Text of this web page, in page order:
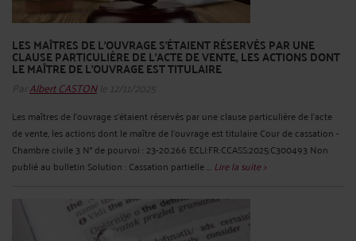
LES MAÎTRES DE L'OUVRAGE S'ÉTAIENT RÉSERVÉS PAR UNE
CLAUSE PARTICULIÈRE DE L'ACTE DE VENTE, LES ACTIONS DONT
LE MAÎTRE DE L'OUVRAGE EST TITULAIRE
ParAlbert CASTONle 12/11/2025
Les maîtres de l'ouvrage s'étaient réservés par une clause particulière de l'acte
de vente, les actions dont le maître de l'ouvrage est titulaire Cour de cassation -
Chambre civile 3 N° de pourvoi : 23-20.266 ECLI:FR:CCASS:2025:C300493 Non
publié au bulletin Solution : Cassation partielle ... Lire la suite >